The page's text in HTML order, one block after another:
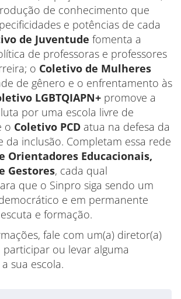
de conhecimento que
e potências de cada
de Juventude fomenta a
de professoras e professores
o Coletivo de Mulheres
de gênero e o enfrentamento às
LGBTQIAPN+ promove a
por uma escola livre de
o Coletivo PCD atua na defesa da
da inclusão. Completam essa rede
Orientadores Educacionais,
Gestores, cada qual
que o Sinpro siga sendo um
e em permanente
e formação.
fale com um(a) diretor(a)
ou levar alguma
sua escola.